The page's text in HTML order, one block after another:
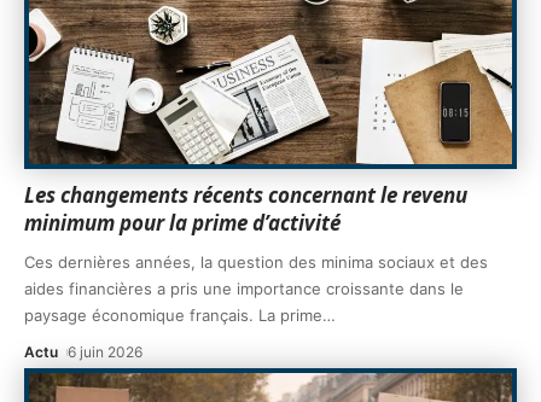
Les changements récents concernant le revenu
minimum pour la prime d’activité
Ces dernières années, la question des minima sociaux et des
aides financières a pris une importance croissante dans le
paysage économique français. La prime…
Actu 6 juin 2026